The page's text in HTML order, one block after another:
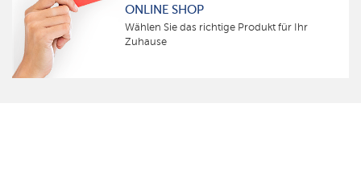
ONLINE SHOP
Wählen Sie das richtige Produkt für Ihr
Zuhause